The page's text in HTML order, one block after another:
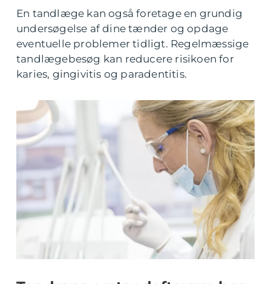
En tandlæge kan også foretage en grundig
undersøgelse af dine tænder og opdage
eventuelle problemer tidligt. Regelmæssige
tandlægebesøg kan reducere risikoen for
karies, gingivitis og paradentitis.